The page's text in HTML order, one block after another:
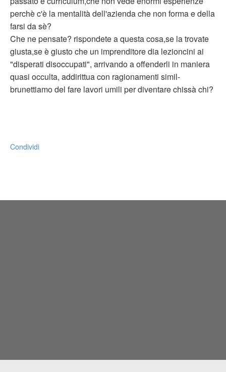
perchè c'è la mentalità dell'azienda che non forma e della
farsi da sè?
Che ne pensate? rispondete a questa cosa,se la trovate
giusta,se è giusto che un imprenditore dia lezioncini ai
"disperati disoccupati", arrivando a offenderli in maniera
quasi occulta, addirittua con ragionamenti simil-
brunettiamo del fare lavori umili per diventare chissà chi?
Condividi